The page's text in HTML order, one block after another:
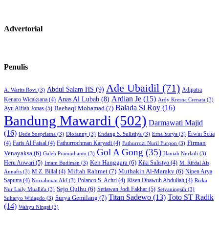
Advertorial
Penulis
A. Warits Rovi (3) Abdul Salam HS (9) Ade Ubaidil (71) Adipatra
Kenaro Wicaksana (4) Anas Al Lubab (8) Ardian Je (15) Ardy Kresna Crenata (3)
Ayu Alfiah Jonas (5) Baehaqi Mohamad (7) Balada Si Roy (16)
Bandung Mawardi (502) Darmawati Majid
(16) Dede Soepriatna (3) Diofanny (3) Endang S. Sulistiya (3) Erna Surya (3) Erwin Setia
(4) Faris Al Faisal (4) Fathurrochman Karyadi (4) Fathurrozi Nuril Furqon (3) Firman
Venayaksa (6) Galeh Pramudianto (3) Gol A Gong (35) Haniah Nurlaili (3)
Heru Anwari (5) Imam Budiman (3) Ken Hanggara (6) Kiki Sulistyo (4) M. Rifdal Ais
Annafis (3) M.Z. Billal (4) Miftah Rahmet (7) Muthakin Al-Maraky (6) Nipen Arya
Saputra (4) Norrahman Alif (3) Polanco S. Achri (4) Risen Dhawuh Abdullah (4) Rizka
Nur Laily Muallifa (3) Sejo Qulhu (6) Setiawan Jodi Fakhar (5) Setyaningsih (3)
Suharyo Widagdo (3) Surya Gemilang (7) Titan Sadewo (13) Toto ST Radik
(14) Wahyu Ningsi (3)